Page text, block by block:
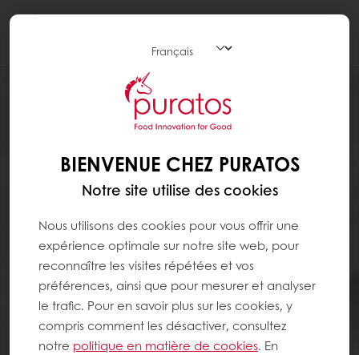
BIENVENUE CHEZ PURATOS
Notre site utilise des cookies
Nous utilisons des cookies pour vous offrir une
expérience optimale sur notre site web, pour
reconnaître les visites répétées et vos
préférences, ainsi que pour mesurer et analyser
le trafic. Pour en savoir plus sur les cookies, y
compris comment les désactiver, consultez
notre politique en matière de cookies. En